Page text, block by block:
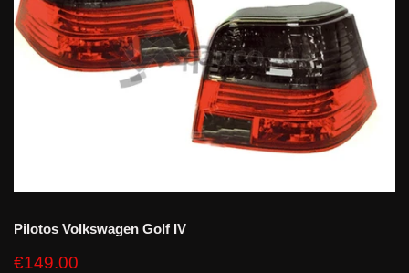
Pilotos Volkswagen Golf IV
€149.00